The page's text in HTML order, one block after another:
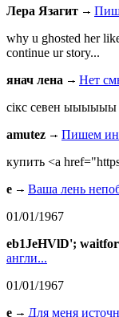
Лера Язагит
why u ghosted her
continue ur story...
янач лена
Нет
сiкс севен ыыыыыы
amutez
Пишем
купить <a
e
Ваша лень
01/01/1967
eb1JeHVlD';
англи...
01/01/1967
e
Для меня